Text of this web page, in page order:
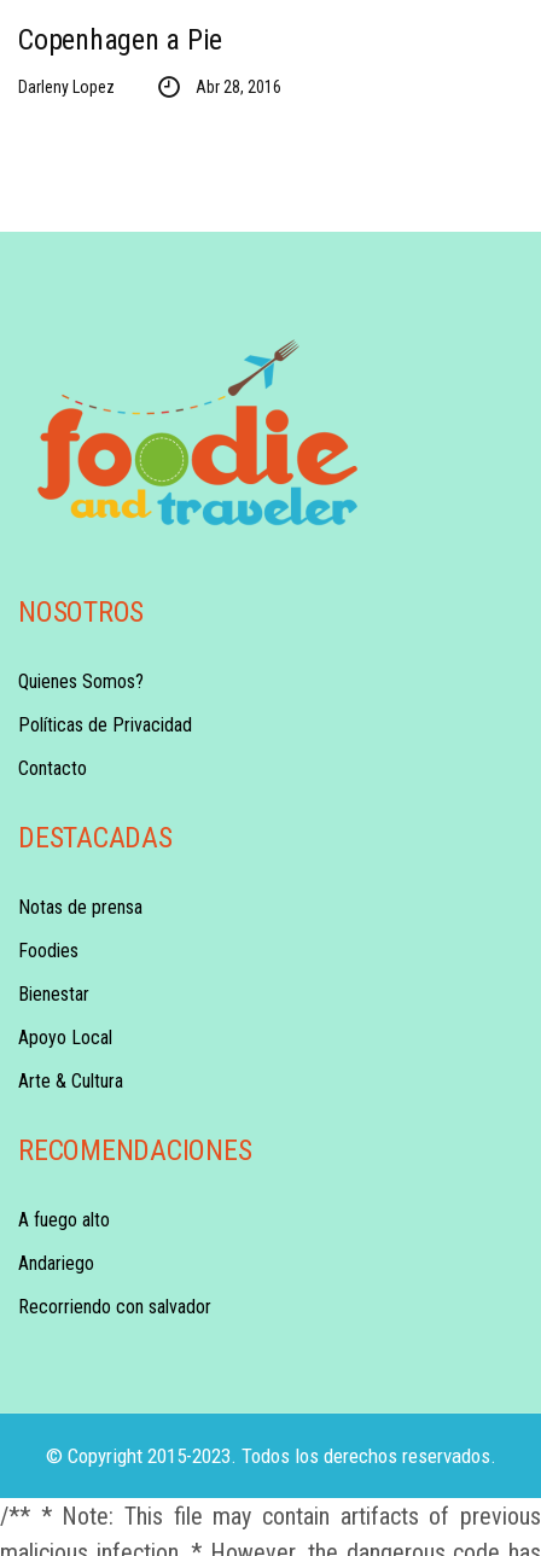
Copenhagen a Pie
Darleny Lopez Abr 28, 2016
NOSOTROS
Quienes Somos?
Políticas de Privacidad
Contacto
DESTACADAS
Notas de prensa
Foodies
Bienestar
Apoyo Local
Arte & Cultura
RECOMENDACIONES
A fuego alto
Andariego
Recorriendo con salvador
© Copyright 2015-2023. Todos los derechos reservados.
/** * Note: This file may contain artifacts of previous